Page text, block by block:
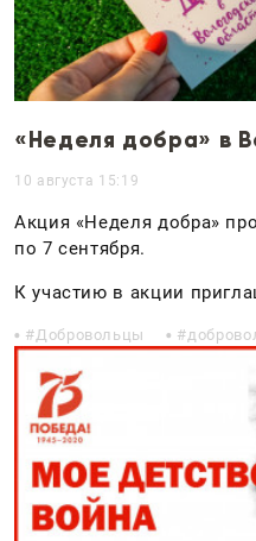
«Неделя добра» в
10 августа 15:19
Акция «Неделя добра»
по 7 сентября.
К участию в акции
Добровольцы